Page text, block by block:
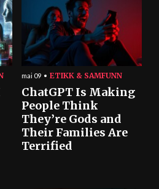
mai 09 ETIKK & SAMFUNN
ChatGPT Is Making
People Think
They’re Gods and
Their Families Are
Terrified